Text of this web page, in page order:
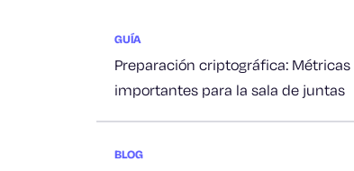
GUÍA
Preparación criptográfica: Métricas
importantes para la sala de juntas
BLOG